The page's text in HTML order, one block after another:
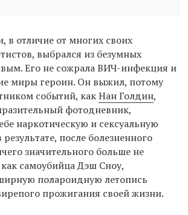
в отличие от многих своих
выбрался из безумных
Его не сожрала ВИЧ-инфекция и
миры героин. Он выжил, потому
событий, какНан Голдин,
фотодневник,
наркотическую и сексуальную
после болезненного
значительного больше не
самоубийца Дэш Сноу,
полароидную летопись
прожигания своей жизни.